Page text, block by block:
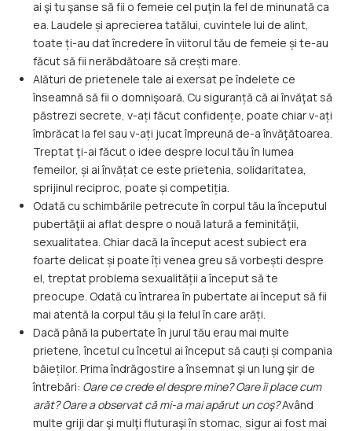
ai şi tu şanse să fii o femeie cel puţin la fel de minunată ca
ea. Laudele și aprecierea tatălui, cuvintele lui de alint,
toate ți-au dat încredere în viitorul tău de femeie și te-au
făcut să fii nerăbdătoare să crești mare.
Alături de prietenele tale ai exersat pe îndelete ce
înseamnă să fii o domnişoară. Cu siguranță că ai învăţat să
păstrezi secrete, v-ați făcut confidențe, poate chiar v-ați
îmbrăcat la fel sau v-ați jucat împreună de-a învăţătoarea.
Treptat ţi-ai făcut o idee despre locul tău în lumea
femeilor, și ai învățat ce este prietenia, solidaritatea,
sprijinul reciproc, poate și competiția.
Odată cu schimbările petrecute în corpul tău la începutul
pubertăţii ai aflat despre o nouă latură a feminităţii,
sexualitatea. Chiar dacă la început acest subiect era
foarte delicat și poate îți venea greu să vorbești despre
el, treptat problema sexualității a început să te
preocupe. Odată cu întrarea în pubertate ai început să fii
mai atentă la corpul tău și la felul în care arăți.
Dacă până la pubertate în jurul tău erau mai multe
prietene, încetul cu încetul ai început să cauți și compania
băieților. Prima îndrăgostire a însemnat şi un lung şir de
întrebări: Oare ce crede el despre mine? Oare îi place cum
arăt? Oare a observat că mi-a mai apărut un coş?Având
multe griji dar şi mulţi fluturaşi în stomac, sigur ai fost mai